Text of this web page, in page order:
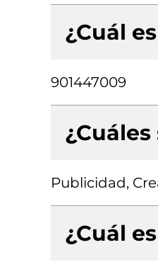
¿Cuál
901447009
Publicidad,
¿Cuál